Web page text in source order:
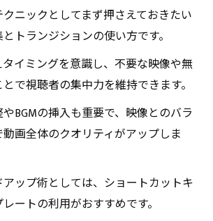
ニックとしてまず押さえておきたい
トランジションの使い方です。
イミングを意識し、不要な映像や無
で視聴者の集中力を維持できます。
BGMの挿入も重要で、映像とのバラ
画全体のクオリティがアップしま
ップ術としては、ショートカットキ
ートの利用がおすすめです。